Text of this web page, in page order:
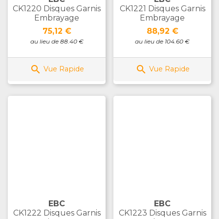
CK1220 Disques Garnis
Embrayage
Prix
75,12 €
au lieu de 88.40 €
 Vue Rapide
CK1221 Disques Garnis
Embrayage
Prix
88,92 €
au lieu de 104.60 €
 Vue Rapide
EBC
CK1222 Disques Garnis
EBC
CK1223 Disques Garnis